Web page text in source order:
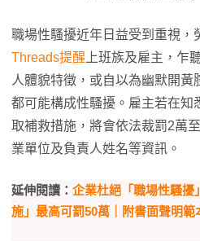
職場性騷擾近年日益受到重視，
Threads提醒 上班族及雇主，乍
人體貌特徵，或自以為幽默開黃
都可能構成性騷擾。雇主若在知
取補救措施，將會依法裁罰2萬
業單位及負責人姓名等資訊。
延伸閱讀： 企業杜絕「職場性騷擾
施」最高可罰50萬｜附書面聲明範